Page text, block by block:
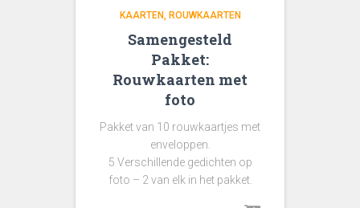
KAARTEN ROUWKAARTEN
Samengesteld
Pakket:
Rouwkaarten met
foto
Pakket van 10 rouwkaartjes met
enveloppen.
5 Verschillende gedichten op
foto – 2 van elk in het pakket.